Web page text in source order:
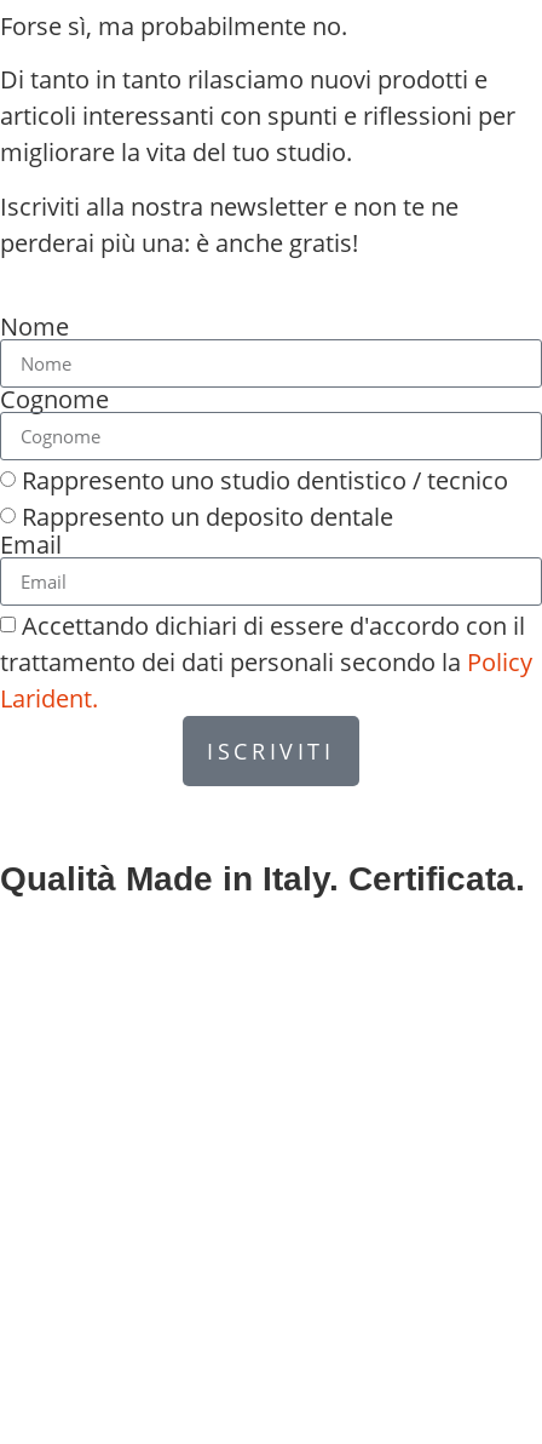
Forse sì, ma probabilmente no.
Di tanto in tanto rilasciamo nuovi prodotti e
articoli interessanti con spunti e riflessioni per
migliorare la vita del tuo studio.
Iscriviti alla nostra newsletter e non te ne
perderai più una: è anche gratis!
Nome
Cognome
Rappresento uno studio dentistico / tecnico
Rappresento un deposito dentale
Email
Accettando dichiari di essere d'accordo con il
trattamento dei dati personali secondo la Policy
Larident.
ISCRIVITI
Qualità Made in Italy. Certificata.